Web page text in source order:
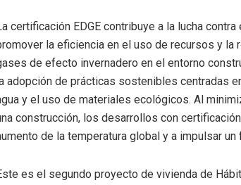
certificación EDGE contribuye a la lucha contra
la eficiencia en el uso de recursos y la
de efecto invernadero en el entorno
adopción de prácticas sostenibles centradas
y el uso de materiales ecológicos. Al
construcción, los desarrollos con certificación
de la temperatura global y a impulsar
es el segundo proyecto de vivienda de